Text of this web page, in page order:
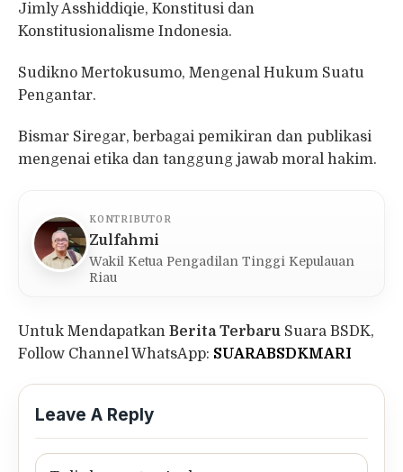
Jimly Asshiddiqie, Konstitusi dan
Konstitusionalisme Indonesia.
Sudikno Mertokusumo, Mengenal Hukum Suatu
Pengantar.
Bismar Siregar, berbagai pemikiran dan publikasi
mengenai etika dan tanggung jawab moral hakim.
KONTRIBUTOR
Zulfahmi
Wakil Ketua Pengadilan Tinggi Kepulauan
Riau
Untuk Mendapatkan Berita Terbaru Suara BSDK,
Follow Channel WhatsApp: SUARABSDKMARI
Leave A Reply